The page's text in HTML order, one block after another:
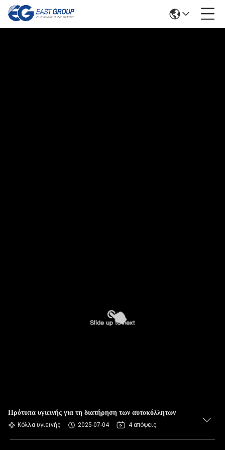
Πρότυπα υγιεινής για τη διατήρηση των αυτοκόλλητων
Κόλλα υγιεινής 2025-07-04 4 απόψεις